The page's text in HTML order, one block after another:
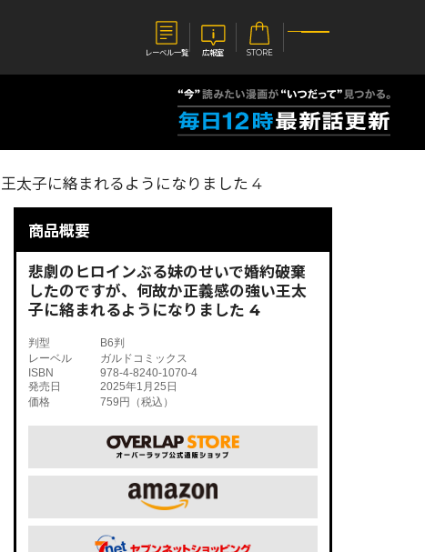
レーベル一覧 広報室 STORE
報室
企業
会社概要
採用情報
お問い合わせはこちら
ノベルス コミックガルド
コミックエッセイ
太子に絡まれるようになりました 4
商品概要
悲劇のヒロインぶる妹のせいで婚約破棄
したのですが、何故か正義感の強い王太
子に絡まれるようになりました 4
判型
B6判
レーベル
ガルドコミックス
ISBN
978-4-8240-1070-4
発売日
2025年1月25日
価格
759円（税込）